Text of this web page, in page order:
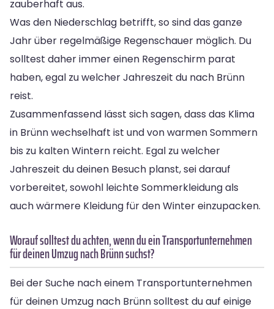
zauberhaft aus.
Was den Niederschlag betrifft, so sind das ganze
Jahr über regelmäßige Regenschauer möglich. Du
solltest daher immer einen Regenschirm parat
haben, egal zu welcher Jahreszeit du nach Brünn
reist.
Zusammenfassend lässt sich sagen, dass das Klima
in Brünn wechselhaft ist und von warmen Sommern
bis zu kalten Wintern reicht. Egal zu welcher
Jahreszeit du deinen Besuch planst, sei darauf
vorbereitet, sowohl leichte Sommerkleidung als
auch wärmere Kleidung für den Winter einzupacken.
Worauf solltest du achten, wenn du ein Transportunternehmen
für deinen Umzug nach Brünn suchst?
Bei der Suche nach einem Transportunternehmen
für deinen Umzug nach Brünn solltest du auf einige